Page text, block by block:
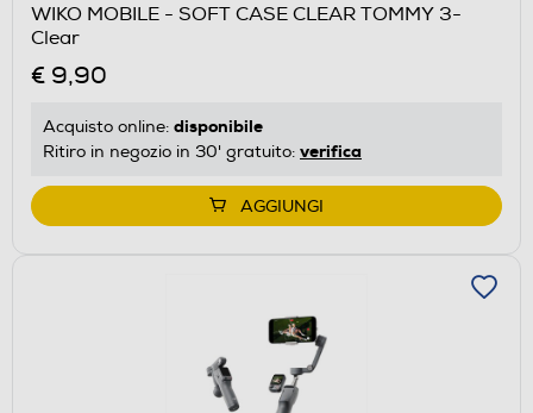
WIKO MOBILE - SOFT CASE CLEAR TOMMY 3-
Clear
€ 9,90
Acquisto online: disponibile
Ritiro in negozio in 30' gratuito: verifica
AGGIUNGI